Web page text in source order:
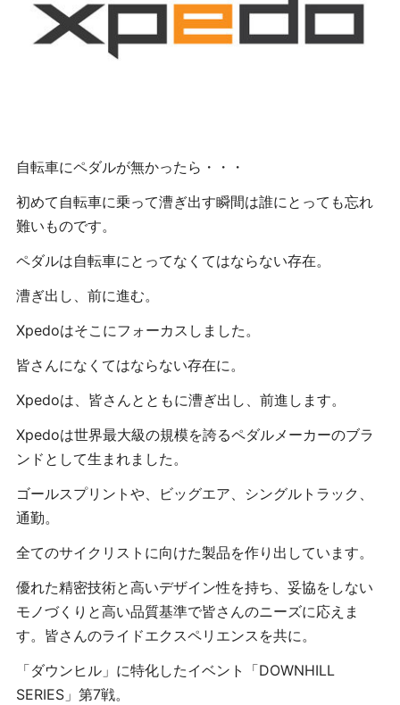
自転車にペダルが無かったら・・・
初めて自転車に乗って漕ぎ出す瞬間は誰にとっても忘れ
難いものです。
ペダルは自転車にとってなくてはならない存在。
漕ぎ出し、前に進む。
Xpedoはそこにフォーカスしました。
皆さんになくてはならない存在に。
Xpedoは、皆さんとともに漕ぎ出し、前進します。
Xpedoは世界最大級の規模を誇るペダルメーカーのブラ
ンドとして生まれました。
ゴールスプリントや、ビッグエア、シングルトラック、
通勤。
全てのサイクリストに向けた製品を作り出しています。
優れた精密技術と高いデザイン性を持ち、妥協をしない
モノづくりと高い品質基準で皆さんのニーズに応えま
す。皆さんのライドエクスペリエンスを共に。
「ダウンヒル」に特化したイベント「DOWNHILL
SERIES」第7戦。